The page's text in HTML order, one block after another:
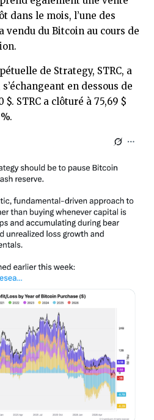
dans le mois, l’une des
vendu du Bitcoin au cours de
de Strategy, STRC, a
en dessous de
STRC a clôturé à 75,69 $